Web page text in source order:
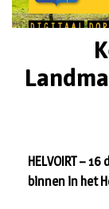
HELVOIRT –
binnen in het